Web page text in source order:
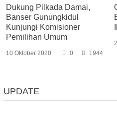
Dukung Pilkada Damai,
Banser Gunungkidul
Kunjungi Komisioner
Pemilihan Umum
10 Oktober 2020 0 1944
UPDATE